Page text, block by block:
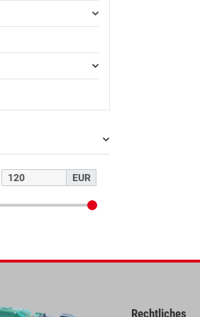
EUR
Rechtliches